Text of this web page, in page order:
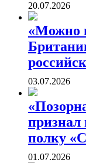
20.07.2026
«Можно
03.07.2026
полку
01.07.2026